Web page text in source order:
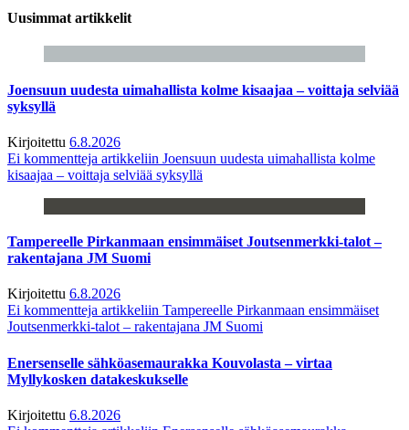
Uusimmat artikkelit
Joensuun uudesta uimahallista kolme kisaajaa – voittaja selviää
syksyllä
Kirjoitettu 6.8.2026
Ei kommentteja artikkeliin Joensuun uudesta uimahallista kolme
kisaajaa – voittaja selviää syksyllä
Tampereelle Pirkanmaan ensimmäiset Joutsenmerkki-talot –
rakentajana JM Suomi
Kirjoitettu 6.8.2026
Ei kommentteja artikkeliin Tampereelle Pirkanmaan ensimmäiset
Joutsenmerkki-talot – rakentajana JM Suomi
Enersenselle sähköasemaurakka Kouvolasta – virtaa
Myllykosken datakeskukselle
Kirjoitettu 6.8.2026